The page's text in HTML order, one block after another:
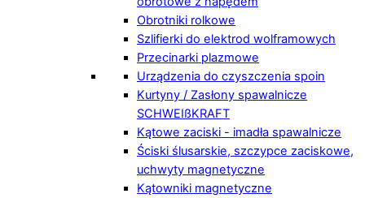
Obrotniki rolkowe
Szlifierki do elektrod wolframowych
Przecinarki plazmowe
Urządzenia do czyszczenia spoin
Kurtyny / Zasłony spawalnicze
SCHWEIßKRAFT
Kątowe zaciski - imadła spawalnicze
Ściski ślusarskie, szczypce zaciskowe,
uchwyty magnetyczne
Kątowniki magnetyczne